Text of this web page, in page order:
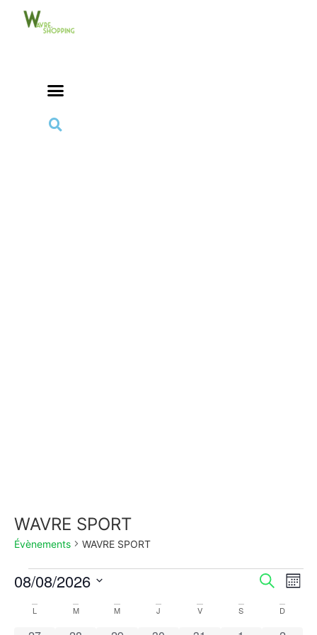
WAVRE SPORT
Évènements WAVRE SPORT
Recherche
Mois
08/08/2026
uneCalendrier
L M M J V S D